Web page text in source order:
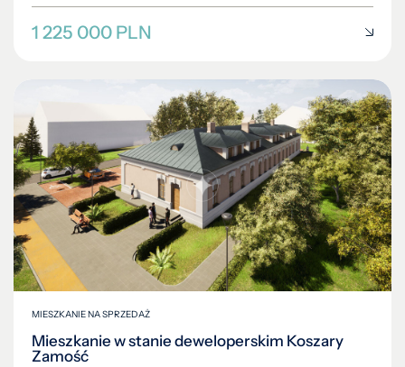
1 225 000 PLN
MIESZKANIE NA SPRZEDAŻ
Mieszkanie w stanie deweloperskim Koszary
Zamość